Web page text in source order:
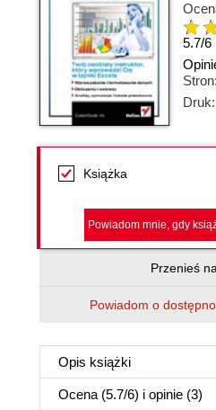
5.7/6
Stron:
Druk:
Książka
Powiadom mnie, gdy
Przenieś
Powiadom o
Opis książki
Ocena (5.7/6) i opinie (3)